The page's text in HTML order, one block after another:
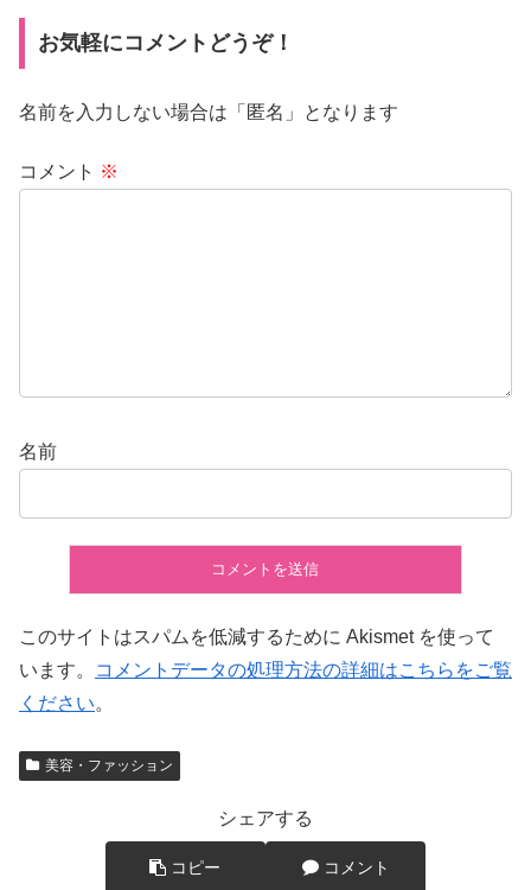
お気軽にコメントどうぞ！
名前を入力しない場合は「匿名」となります
コメント ※
名前
このサイトはスパムを低減するために Akismet を使って
います。
コメントデータの処理方法の詳細はこちらをご覧
ください。
美容・ファッション
シェアする
コピー コメント